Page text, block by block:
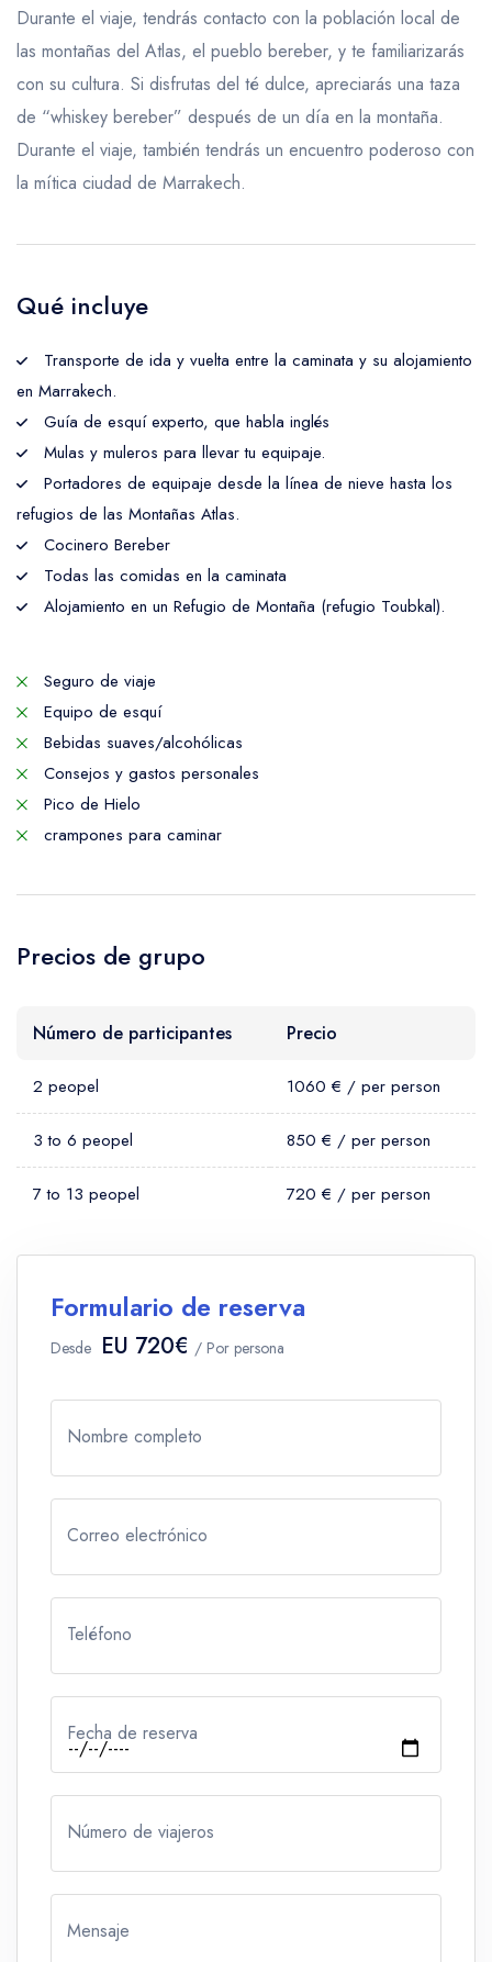
Durante el viaje, tendrás contacto con la población local de
las montañas del Atlas, el pueblo bereber, y te familiarizarás
con su cultura. Si disfrutas del té dulce, apreciarás una taza
de “whiskey bereber” después de un día en la montaña.
Durante el viaje, también tendrás un encuentro poderoso con
la mítica ciudad de Marrakech.
Qué incluye
Transporte de ida y vuelta entre la caminata y su alojamiento
en Marrakech.
Guía de esquí experto, que habla inglés
Mulas y muleros para llevar tu equipaje.
Portadores de equipaje desde la línea de nieve hasta los
refugios de las Montañas Atlas.
Cocinero Bereber
Todas las comidas en la caminata
Alojamiento en un Refugio de Montaña (refugio Toubkal).
Seguro de viaje
Equipo de esquí
Bebidas suaves/alcohólicas
Consejos y gastos personales
Pico de Hielo
crampones para caminar
Precios de grupo
Número de participantes Precio
2 peopel 1060 € / per person
3 to 6 peopel 850 € / per person
7 to 13 peopel 720 € / per person
Formulario de reserva
Desde EU 720€ / Por persona
Nombre completo
Correo electrónico
Teléfono
Fecha de reserva
Número de viajeros
Mensaje